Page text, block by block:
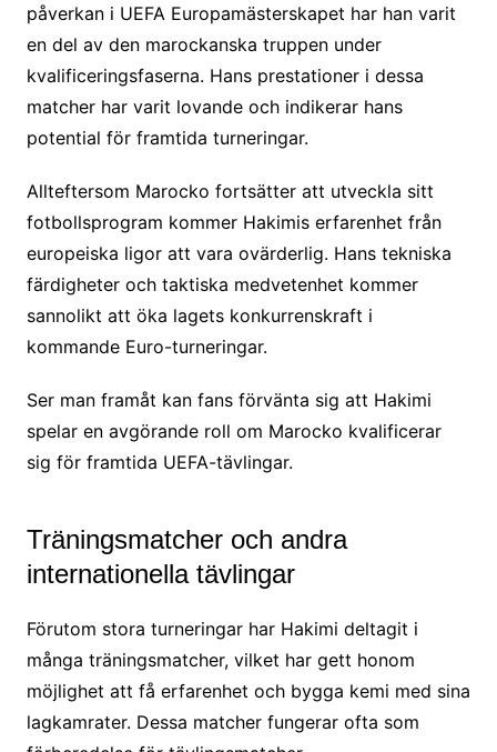
påverkan i UEFA Europamästerskapet har han varit
en del av den marockanska truppen under
kvalificeringsfaserna. Hans prestationer i dessa
matcher har varit lovande och indikerar hans
potential för framtida turneringar.
Allteftersom Marocko fortsätter att utveckla sitt
fotbollsprogram kommer Hakimis erfarenhet från
europeiska ligor att vara ovärderlig. Hans tekniska
färdigheter och taktiska medvetenhet kommer
sannolikt att öka lagets konkurrenskraft i
kommande Euro-turneringar.
Ser man framåt kan fans förvänta sig att Hakimi
spelar en avgörande roll om Marocko kvalificerar
sig för framtida UEFA-tävlingar.
Träningsmatcher och andra
internationella tävlingar
Förutom stora turneringar har Hakimi deltagit i
många träningsmatcher, vilket har gett honom
möjlighet att få erfarenhet och bygga kemi med sina
lagkamrater. Dessa matcher fungerar ofta som